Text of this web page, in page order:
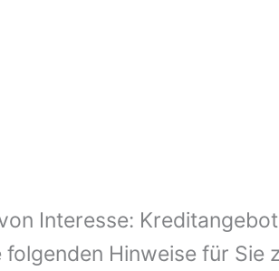
Interesse:
Hinweise für Sie